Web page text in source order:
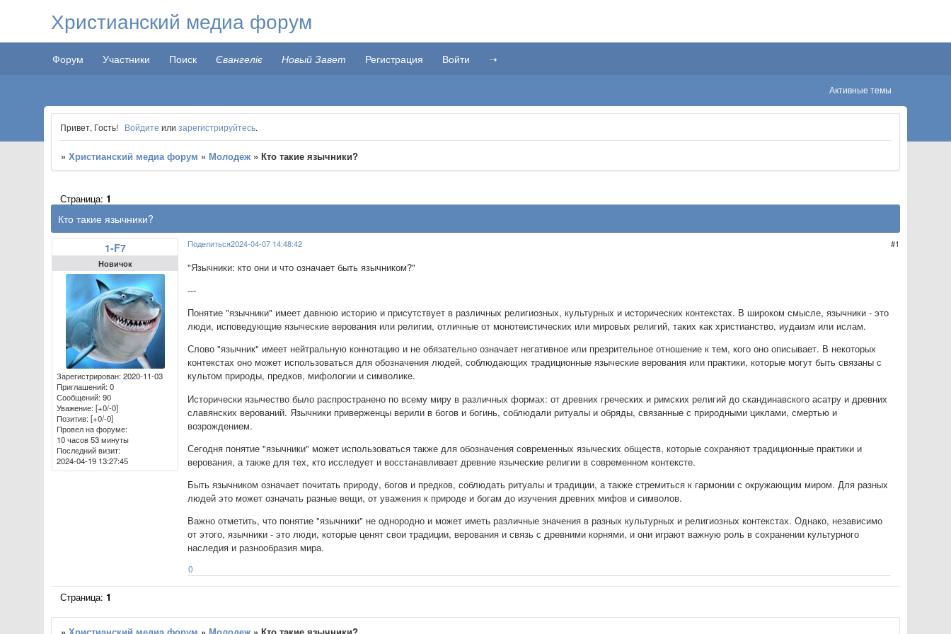
Христианский медиа форум
Форум Участники Поиск Євангеліє Новый Завет Регистрация Войти ➝
Активные темы
Привет, Гость! Войдите или зарегистрируйтесь.
»Христианский медиа форум » Молодеж »Кто такие язычники?
Кто такие язычники?
Страница:1
Поделиться 1
2024-04-07 14:48:42
1-F7
Новичок
Зарегистрирован: 2020-11-03
Приглашений:0
Сообщений:90
Уважение:[+0/-0]
Позитив:[+0/-0]
Провел на форуме:
10 часов 53 минуты
Последний визит:
2024-04-19 13:27:45
"Язычники: кто они и что означает быть язычником?"
---
Понятие "язычники" имеет давнюю историю и присутствует в различных религиозных, культурных и исторических контекстах. В широком смысле, язычники - это
люди, исповедующие языческие верования или религии, отличные от монотеистических или мировых религий, таких как христианство, иудаизм или ислам.
Слово "язычник" имеет нейтральную коннотацию и не обязательно означает негативное или презрительное отношение к тем, кого оно описывает. В некоторых
контекстах оно может использоваться для обозначения людей, соблюдающих традиционные языческие верования или практики, которые могут быть связаны с
культом природы, предков, мифологии и символике.
Исторически язычество было распространено по всему миру в различных формах: от древних греческих и римских религий до скандинавского асатру и древних
славянских верований. Язычники приверженцы верили в богов и богинь, соблюдали ритуалы и обряды, связанные с природными циклами, смертью и
возрождением.
Сегодня понятие "язычники" может использоваться также для обозначения современных языческих обществ, которые сохраняют традиционные практики и
верования, а также для тех, кто исследует и восстанавливает древние языческие религии в современном контексте.
Быть язычником означает почитать природу, богов и предков, соблюдать ритуалы и традиции, а также стремиться к гармонии с окружающим миром. Для разных
людей это может означать разные вещи, от уважения к природе и богам до изучения древних мифов и символов.
Важно отметить, что понятие "язычники" не однородно и может иметь различные значения в разных культурных и религиозных контекстах. Однако, независимо
от этого, язычники - это люди, которые ценят свои традиции, верования и связь с древними корнями, и они играют важную роль в сохранении культурного
наследия и разнообразия мира.
0
Страница:1